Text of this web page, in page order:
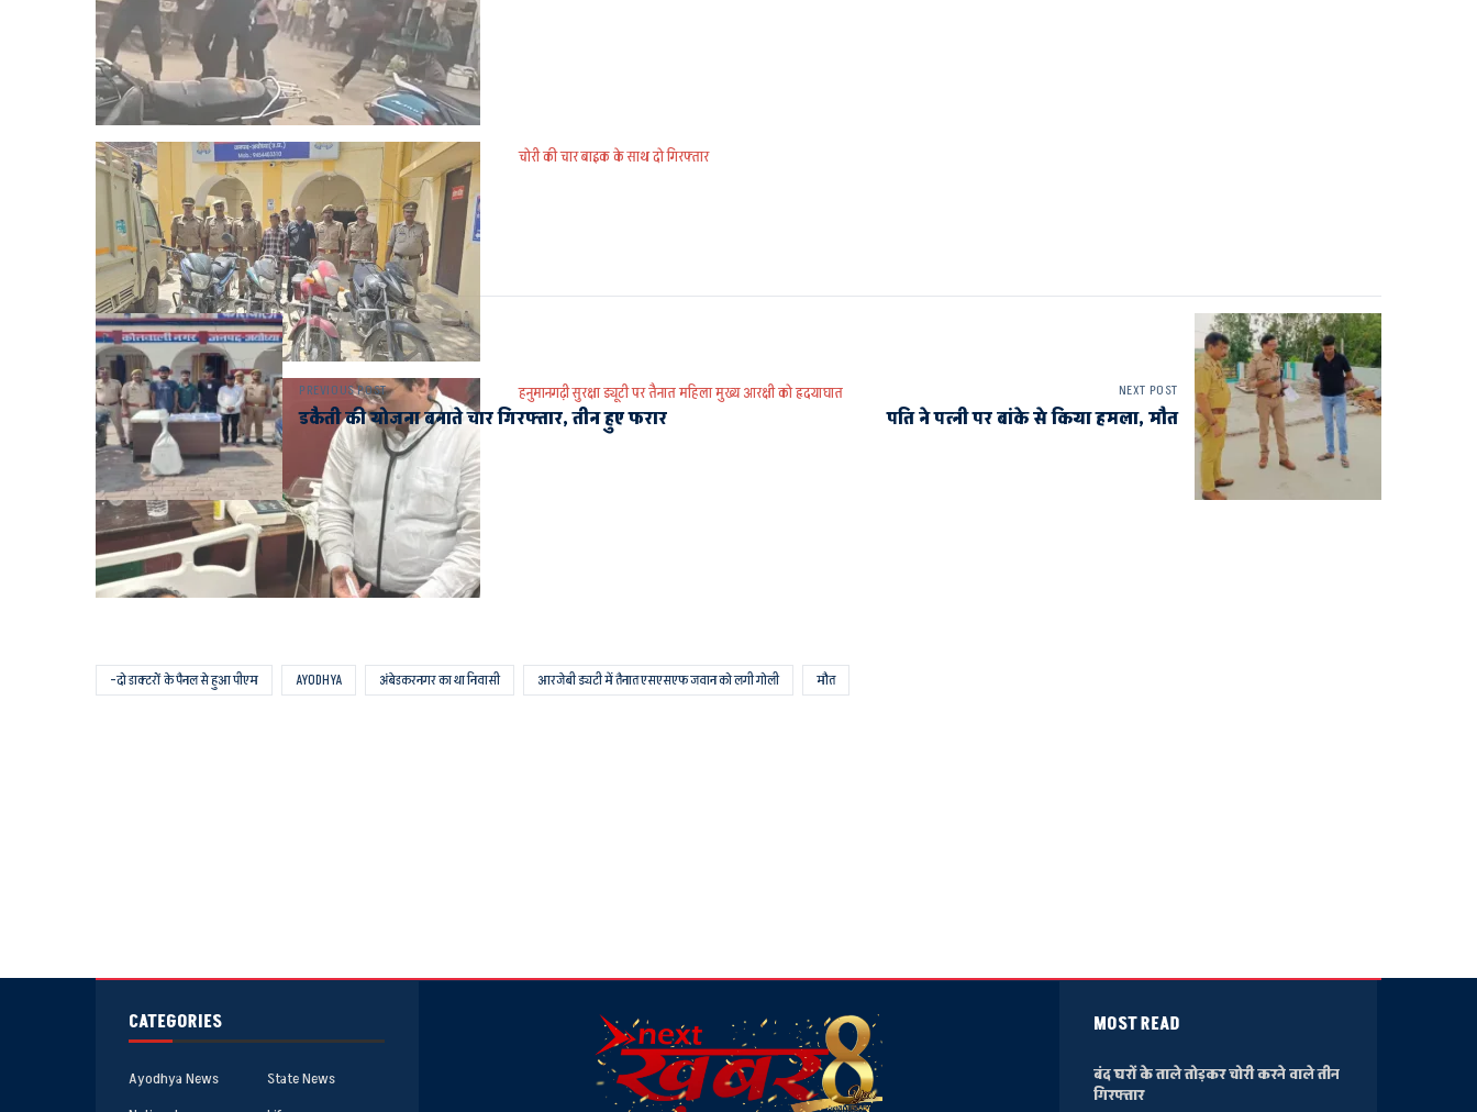
चोरी की चार बाइक के साथ दो गिरफ्तार
हनुमानगढ़ी सुरक्षा ड्यूटी पर तैनात महिला मुख्य आरक्षी को हृदयाघात
-दो डाक्टरों के पैनल से हुआ पीएम AYODHYA अंबेडकरनगर का था निवासी आरजेबी ड्यटी में तैनात एसएसएफ जवान को लगी गोली मौत
PREVIOUS POST
डकैती की योजना बनाते चार गिरफ्तार, तीन हुए फरार
NEXT POST
पति ने पत्नी पर बांके से किया हमला, मौत
CATEGORIES
Ayodhya News
State News
MOST READ
बंद घरों के ताले तोड़कर चोरी करने वाले तीन
गिरफ्तार